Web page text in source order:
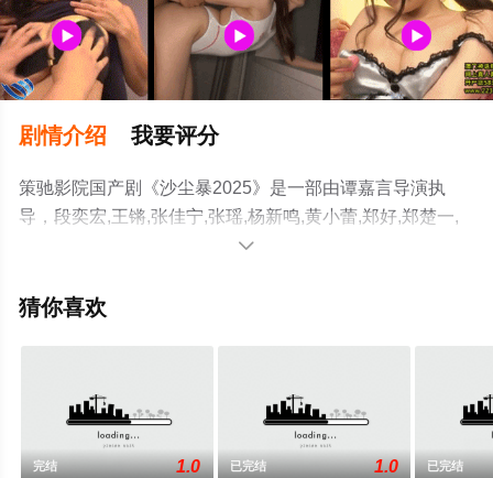
剧情介绍 我要评分
策驰影院国产剧《沙尘暴2025》是一部由谭嘉言导演执
导，段奕宏,王锵,张佳宁,张瑶,杨新鸣,黄小蕾,郑好,郑楚一,
李春嫒,胡晓光,鲍鲲,土豆,黄婷婷,迟蓬等明星精彩演绎的大
高清无删减完整版电视剧全集就上策驰电影网，更多相关

猜你喜欢
完结 1.0 已完结 1.0 已完结